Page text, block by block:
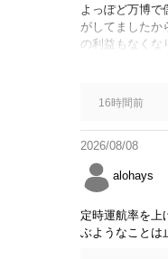
よっぽど万博で
がしてましたか
の利益もなくな
16時間前
2026/08/08
alohays
定時運航率を上
ぶようなことは